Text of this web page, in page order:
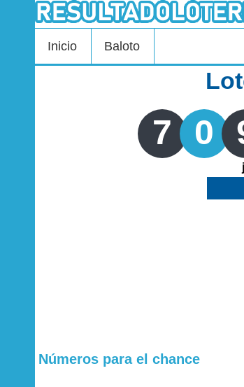
Inicio Baloto
7 0
Números para el chance